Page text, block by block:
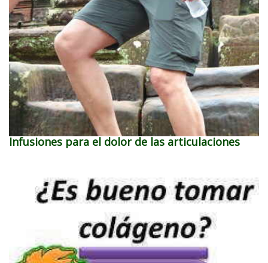
Infusiones para el dolor de las articulaciones